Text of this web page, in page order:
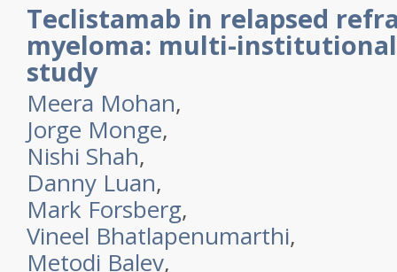
Teclistamab in relapsed
myeloma: multi-
study
Meera Mohan,
Jorge Monge,
Nishi Shah,
Danny Luan,
Mark Forsberg,
Vineel Bhatlapenumarthi,
Metodi Balev,